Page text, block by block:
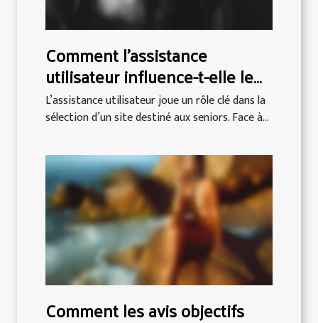
Comment l'assistance
utilisateur influence-t-elle le
choix d'un site pour seniors ?
L’assistance utilisateur joue un rôle clé dans la
sélection d’un site destiné aux seniors. Face à...
Comment les avis objectifs